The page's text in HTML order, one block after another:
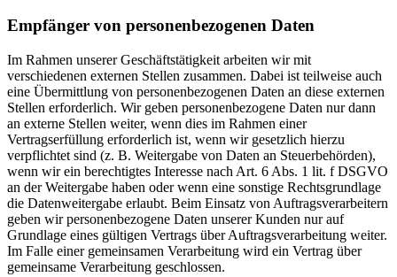
Empfänger von personenbezogenen Daten
Im Rahmen unserer Geschäftstätigkeit arbeiten wir mit
verschiedenen externen Stellen zusammen. Dabei ist teilweise auch
eine Übermittlung von personenbezogenen Daten an diese externen
Stellen erforderlich. Wir geben personenbezogene Daten nur dann
an externe Stellen weiter, wenn dies im Rahmen einer
Vertragserfüllung erforderlich ist, wenn wir gesetzlich hierzu
verpflichtet sind (z. B. Weitergabe von Daten an Steuerbehörden),
wenn wir ein berechtigtes Interesse nach Art. 6 Abs. 1 lit. f DSGVO
an der Weitergabe haben oder wenn eine sonstige Rechtsgrundlage
die Datenweitergabe erlaubt. Beim Einsatz von Auftragsverarbeitern
geben wir personenbezogene Daten unserer Kunden nur auf
Grundlage eines gültigen Vertrags über Auftragsverarbeitung weiter.
Im Falle einer gemeinsamen Verarbeitung wird ein Vertrag über
gemeinsame Verarbeitung geschlossen.